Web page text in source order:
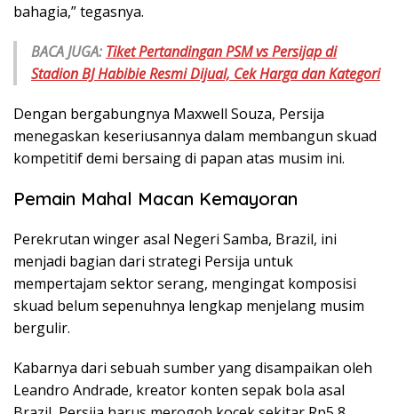
bahagia,” tegasnya.
BACA JUGA: Tiket Pertandingan PSM vs Persijap di
Stadion BJ Habibie Resmi Dijual, Cek Harga dan Kategori
Dengan bergabungnya Maxwell Souza, Persija
menegaskan keseriusannya dalam membangun skuad
kompetitif demi bersaing di papan atas musim ini.
Pemain Mahal Macan Kemayoran
Perekrutan winger asal Negeri Samba, Brazil, ini
menjadi bagian dari strategi Persija untuk
mempertajam sektor serang, mengingat komposisi
skuad belum sepenuhnya lengkap menjelang musim
bergulir.
Kabarnya dari sebuah sumber yang disampaikan oleh
Leandro Andrade, kreator konten sepak bola asal